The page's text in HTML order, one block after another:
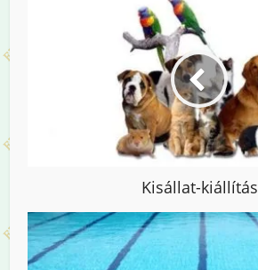
Kisállat-kiállítás